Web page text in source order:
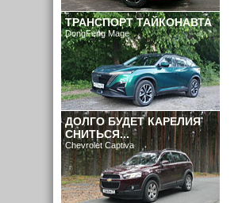
ТРАНСПОРТ ТАЙКОНАВТА
DongFeng Mage
ДОЛГО БУДЕТ КАРЕЛИЯ
СНИТЬСЯ...
Chevrolet Captiva